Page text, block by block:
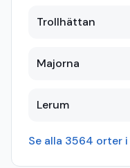
Trollhättan
Majorna
Lerum
Se alla 3564 orter i